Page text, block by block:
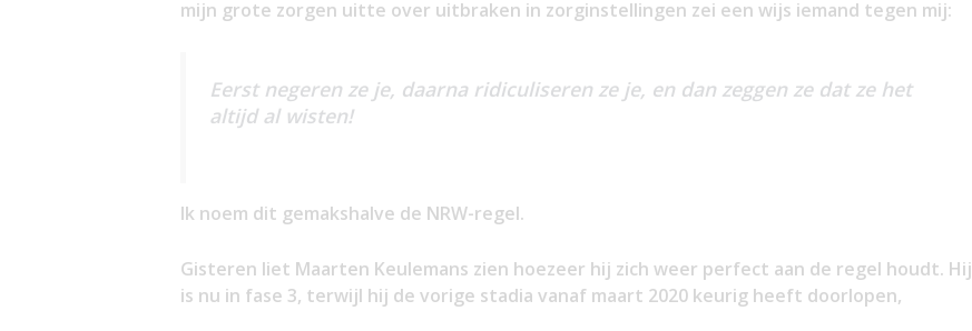
mijn grote zorgen uitte over uitbraken in zorginstellingen zei een wijs iemand tegen mij:
Eerst negeren ze je, daarna ridiculiseren ze je, en dan zeggen ze dat ze het
altijd al wisten!
Ik noem dit gemakshalve de NRW-regel.
Gisteren liet Maarten Keulemans zien hoezeer hij zich weer perfect aan de regel houdt. Hij
is nu in fase 3, terwijl hij de vorige stadia vanaf maart 2020 keurig heeft doorlopen,